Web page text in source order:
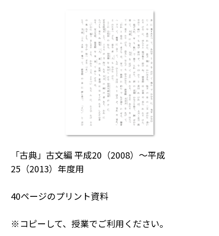
「古典」古文編 平成20（2008）～平成
25（2013）年度用
40ページのプリント資料
※コピーして、授業でご利用ください。